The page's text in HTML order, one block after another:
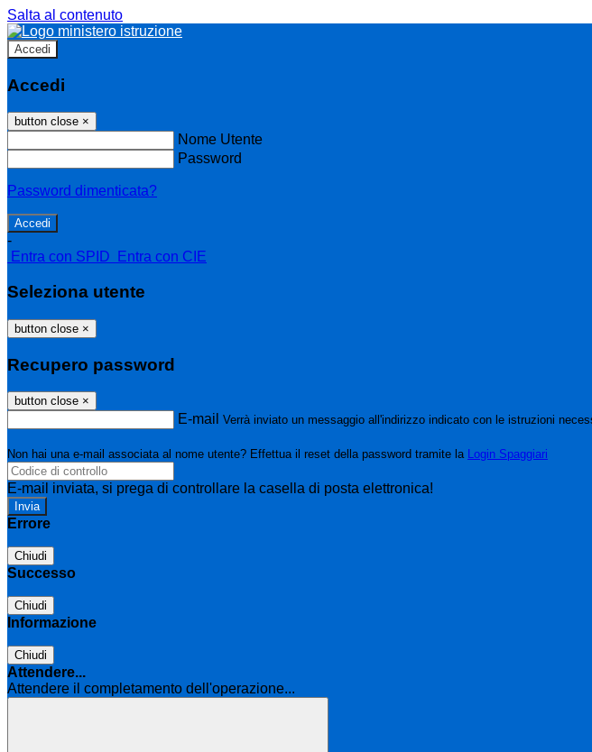
Salta al contenuto
Accedi
Accedi
button close ×
Nome Utente
Password
Password dimenticata?
-
Entra con SPID
Entra con CIE
Seleziona utente
button close ×
Recupero password
button close ×
E-mail Verrà inviato un messaggio all'indirizzo indicato con le istruzioni
Non hai una e-mail associata al nome utente? Effettua il reset della password tramite la Login Spaggiari
E-mail inviata, si prega di controllare la casella di posta elettronica!
Errore
Chiudi
Successo
Chiudi
Informazione
Chiudi
Attendere...
Attendere il completamento dell'operazione...